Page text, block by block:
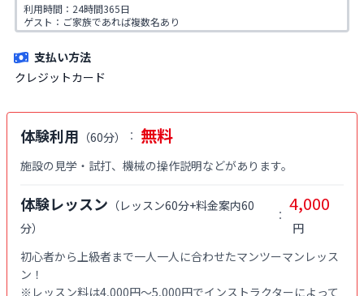
利用時間：24時間365日
ゲスト：ご家族であれば複数名あり
※ご入会時にご家族名の登録をお願いしております。二親等までのご家
支払い方法
クレジットカード
体験利用 （60分） ： 無料
施設の見学・試打、機械の操作説明などがあります。
体験レッスン （レッスン60分+料金案内60
分）
： 4,000
円
初心者から上級者まで一人一人に合わせたマンツーマンレッス
ン！
※レッスン料は4,000円〜5,000円でインストラクターによって